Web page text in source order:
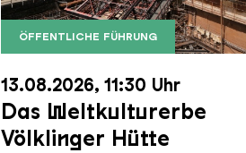
ÖFFENTLICHE FÜHRUNG
Der Erzschrägaufzug der
Copyright: Weltkulturerbe
13.08.2026, 11:30 Uhr
Das Weltkulturerbe
Völklinger Hütte